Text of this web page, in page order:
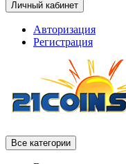
Личный кабинет
Авторизация
Регистрация
Все категории